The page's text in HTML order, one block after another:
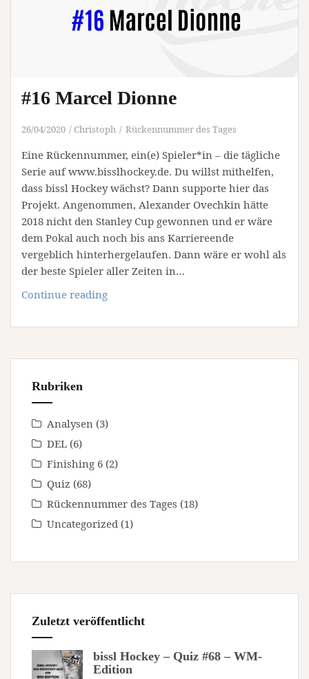
#16 Marcel Dionne
26/04/2020 Christoph Rückennummer des Tages
Eine Rückennummer, ein(e) Spieler*in – die tägliche
Serie auf www.bisslhockey.de. Du willst mithelfen,
dass bissl Hockey wächst? Dann supporte hier das
Projekt. Angenommen, Alexander Ovechkin hätte
2018 nicht den Stanley Cup gewonnen und er wäre
dem Pokal auch noch bis ans Karriereende
vergeblich hinterhergelaufen. Dann wäre er wohl als
der beste Spieler aller Zeiten in…
Continue reading#16
Dionne
Rubriken
Analysen (3)
DEL (6)
Finishing 6 (2)
Quiz (68)
Rückennummer des Tages (18)
Uncategorized (1)
Zuletzt veröffentlicht
bissl Hockey – Quiz #68 – WM-
Edition